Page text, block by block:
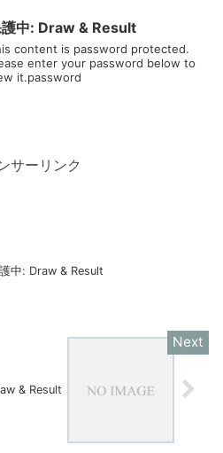
中: Draw & Result
content is password protected.
enter your password below to
it.password
サーリンク
中: Draw & Result
& Result